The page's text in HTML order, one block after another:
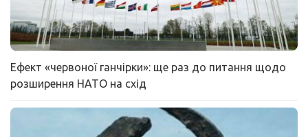
Ефект «червоної ганчірки»: ще раз до питання щодо
розширення НАТО на схід